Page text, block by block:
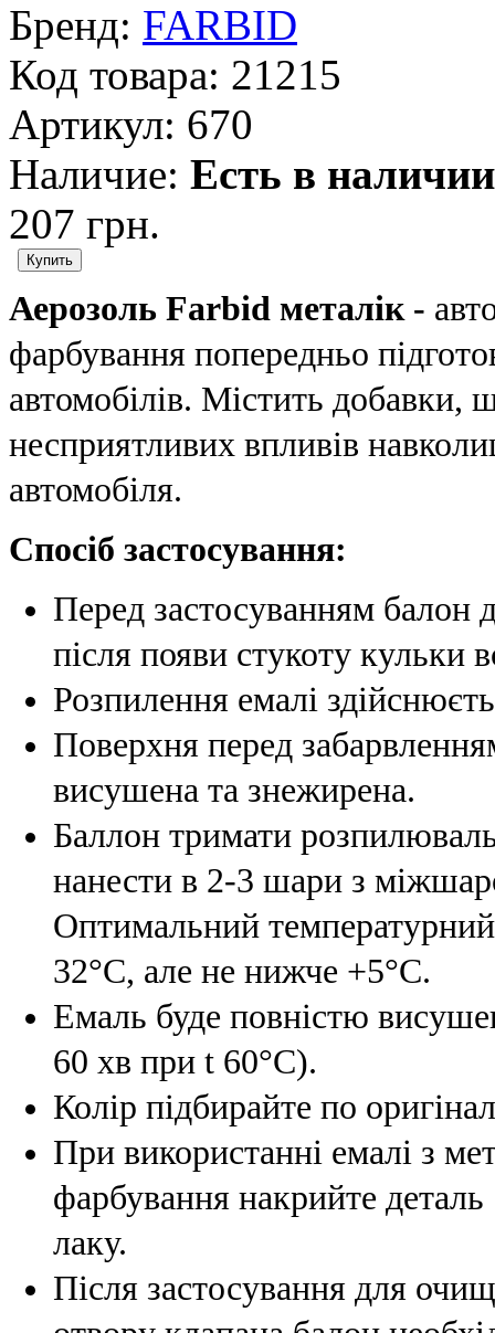
Бренд: FARBID
Код товара: 21215
Артикул: 670
Наличие: Есть в наличии
207 грн.
Аерозоль Farbid металік -
фарбування попередньо
автомобілів. Містить добавки,
несприятливих впливів
автомобіля.
Спосіб застосування:
Перед застосуванням
після появи стукоту кульки
Розпилення емалі
Поверхня перед
висушена та знежирена.
Баллон тримати
нанести в 2-3 шари з
Оптимальний температурний
32°С, але не нижче +5°С.
Емаль буде повністю
60 хв при t 60°C).
Колір підбирайте по
При використанні емалі з
фарбування накрийте
лаку.
Після застосування для